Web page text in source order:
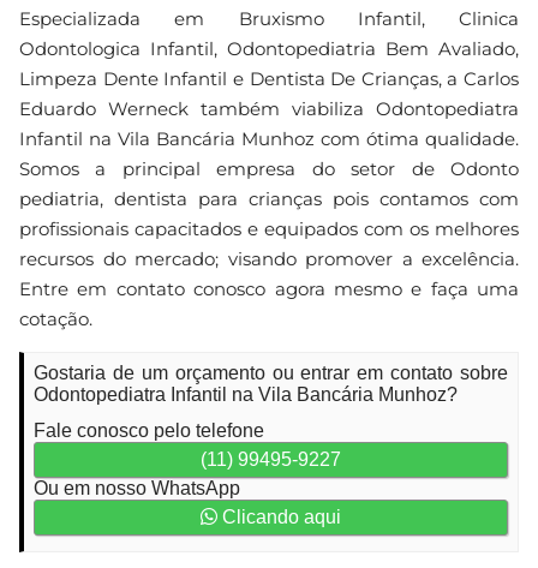
Especializada em Bruxismo Infantil, Clinica
Odontologica Infantil, Odontopediatria Bem Avaliado,
Limpeza Dente Infantil e Dentista De Crianças, a Carlos
Eduardo Werneck também viabiliza Odontopediatra
Infantil na Vila Bancária Munhoz com ótima qualidade.
Somos a principal empresa do setor de Odonto
pediatria, dentista para crianças pois contamos com
profissionais capacitados e equipados com os melhores
recursos do mercado; visando promover a excelência.
Entre em contato conosco agora mesmo e faça uma
cotação.
Gostaria de um orçamento ou entrar em contato sobre
Odontopediatra Infantil na Vila Bancária Munhoz?
Fale conosco pelo telefone
(11) 99495-9227
Ou em nosso WhatsApp
Clicando aqui